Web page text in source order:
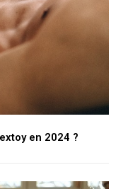
en 2024 ?